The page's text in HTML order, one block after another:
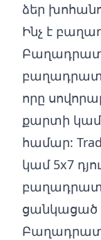
ձեր
Ինչ է
որը
քարտի կամ
համար:
կամ 5x7
ցանկացած